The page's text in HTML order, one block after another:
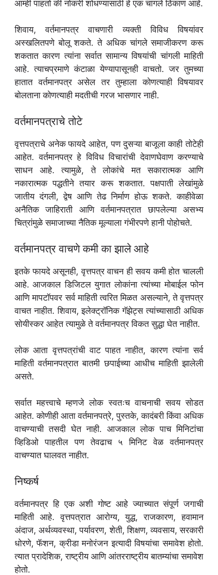
आम्ही पाहतो की नोकरी शोधण्यासाठी हे एक चांगले ठिकाण आहे.
शिवाय, वर्तमानपत्र वाचणारी व्यक्ती विविध विषयांवर
अस्खलितपणे बोलू शकते. ते अधिक चांगले समाजीकरण करू
शकतात कारण त्यांना सर्वात सामान्य विषयांची चांगली माहिती
आहे. त्याचप्रमाणे कंटाळा येण्यापासूनही वाचतो. जर तुमच्या
हातात वर्तमानपत्र असेल तर तुम्हाला कोणत्याही विषयावर
बोलताना कोणत्याही मदतीची गरज भासणार नाही.
वर्तमानपत्राचे तोटे
वृत्तपत्राचे अनेक फायदे आहेत, पण दुसऱ्या बाजूला काही तोटेही
आहेत. वर्तमानपत्र हे विविध विचारांची देवाणघेवाण करण्याचे
साधन आहे. त्यामुळे, ते लोकांचे मत सकारात्मक आणि
नकारात्मक पद्धतीने तयार करू शकतात. पक्षपाती लेखांमुळे
जातीय दंगली, द्वेष आणि तेढ निर्माण होऊ शकते. काहीवेळा
अनैतिक जाहिराती आणि वर्तमानपत्रात छापलेल्या असभ्य
चित्रांमुळे समाजाच्या नैतिक मूल्याला गंभीरपणे हानी पोहोचते.
वर्तमानपत्र वाचणे कमी का झाले आहे
इतके फायदे असूनही, वृत्तपत्र वाचन ही सवय कमी होत चालली
आहे. आजकाल डिजिटल युगात लोकांना त्यांच्या मोबाईल फोन
आणि मापटॉपवर सर्व माहिती त्वरित मिळत असल्याने, ते वृत्तपत्र
वाचत नाहीत. शिवाय, इलेक्ट्रॉनिक गॅझेट्स त्यांच्यासाठी अधिक
सोयीस्कर आहेत त्यामुळे ते वर्तमानपत्र विकत सुद्धा घेत नाहीत.
लोक आता वृत्तपत्रांची वाट पाहत नाहीत, कारण त्यांना सर्व
माहिती वर्तमानपत्रात बातमी छपाईच्या आधीच माहिती झालेली
असते.
सर्वात महत्त्वाचे म्हणजे लोक स्वतःच वाचनाची सवय सोडत
आहेत. कोणीही आता वर्तमानपत्रे, पुस्तके, कादंबरी किंवा अधिक
वाचण्याची तसदी घेत नाही. आजकाल लोक पाच मिनिटांचा
व्हिडिओ पाहतील पण तेवढाच ५ मिनिट वेळ वर्तमानपत्र
वाचण्यात घालवत नाहीत.
निष्कर्ष
वर्तमानपत्र हि एक अशी गोष्ट आहे ज्याच्यात संपूर्ण जगाची
माहिती आहे. वृत्तपत्रात आरोग्य, युद्ध, राजकारण, हवामान
अंदाज, अर्थव्यवस्था, पर्यावरण, शेती, शिक्षण, व्यवसाय, सरकारी
धोरणे, फॅशन, क्रीडा मनोरंजन इत्यादी विषयांचा समावेश होतो.
त्यात प्रादेशिक, राष्ट्रीय आणि आंतरराष्ट्रीय बातम्यांचा समावेश
होतो.